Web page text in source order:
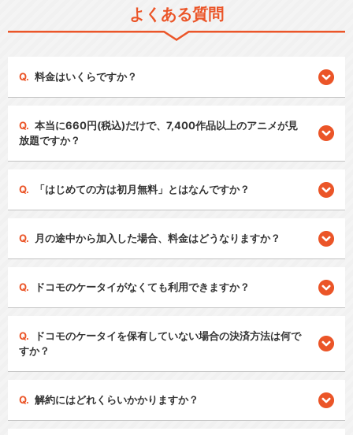
よくある質問
料金はいくらですか？
本当に660円(税込)だけで、7,400作品以上のアニメが見
放題ですか？
「はじめての方は初月無料」とはなんですか？
月の途中から加入した場合、料金はどうなりますか？
ドコモのケータイがなくても利用できますか？
ドコモのケータイを保有していない場合の決済方法は何で
すか？
解約にはどれくらいかかりますか？